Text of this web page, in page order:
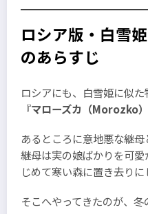
ロシア版・白雪
のあらすじ
ロシアにも、白雪姫に似
『マローズカ（Morozko）
あるところに意地悪な継母
継母は実の娘ばかりを可
じめて寒い森に置き去りに
そこへやってきたのが、冬